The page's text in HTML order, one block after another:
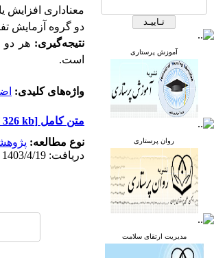
آموزش پرستاری
روان پرستاری
مدیریت ارتقای سلامت
معناداری افزایش
دو گروه آزمایش
نتیجه‌گیری: هر دو
است.
واژه‌های کلیدی:
متن کامل [PDF 326 kb]
نوع مطالعه:
دریافت: 1403/4/19 | پذیرش: 1403/9/27 | انتشار: 1403/11/10